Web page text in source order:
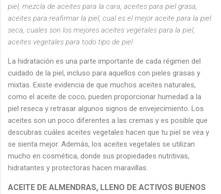
piel, mezcla de aceites para la cara, aceites para piel grasa,
aceites para reafirmar la piel, cual es el mejor aceite para la piel
seca, cuales son los mejores aceites vegetales para la piel,
aceites vegetales para todo tipo de piel
La hidratación es una parte importante de cada régimen del
cuidado de la piel, incluso para aquellos con pieles grasas y
mixtas. Existe evidencia de que muchos aceites naturales,
como el aceite de coco, pueden proporcionar humedad a la
piel reseca y retrasar algunos signos de envejecimiento. Los
aceites son un poco diferentes a las cremas y es posible que
descubras cuáles aceites vegetales hacen que tu piel se vea y
se sienta mejor. Además, los aceites vegetales se utilizan
mucho en cosmética, donde sus propiedades nutritivas,
hidratantes y protectoras hacen maravillas.
ACEITE DE ALMENDRAS, LLENO DE ACTIVOS BUENOS